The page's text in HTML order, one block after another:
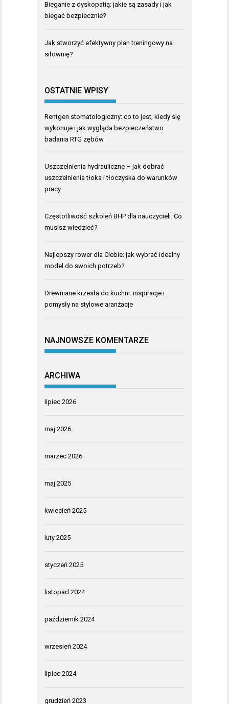
Bieganie z dyskopatią: jakie są zasady i jak
biegać bezpiecznie?
Jak stworzyć efektywny plan treningowy na
siłownię?
OSTATNIE WPISY
Rentgen stomatologiczny: co to jest, kiedy się
wykonuje i jak wygląda bezpieczeństwo
badania RTG zębów
Uszczelnienia hydrauliczne – jak dobrać
uszczelnienia tłoka i tłoczyska do warunków
pracy
Częstotliwość szkoleń BHP dla nauczycieli: Co
musisz wiedzieć?
Najlepszy rower dla Ciebie: jak wybrać idealny
model do swoich potrzeb?
Drewniane krzesła do kuchni: inspiracje i
pomysły na stylowe aranżacje
NAJNOWSZE KOMENTARZE
ARCHIWA
lipiec 2026
maj 2026
marzec 2026
maj 2025
kwiecień 2025
luty 2025
styczeń 2025
listopad 2024
październik 2024
wrzesień 2024
lipiec 2024
grudzień 2023